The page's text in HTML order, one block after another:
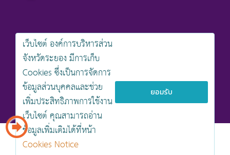
สงวนลิขสิทธิ์ © 2568 , องค์การบริหารส่วนจังหวัดระยอง
นโยบายการคุ้มครองข้อมูลส่วนบุคคล
นโยบายการรักษาความมั่นคงปลอดภัยเว็บไซต์
นโยบายเว็บไซต์ขององค์การบริหารส่วนจังหวัดระยอง
ออกแบบเว็บไซต์โดย khontamweb
เว็บไซต์ องค์การบริหารส่วน
จังหวัดระยอง มีการเก็บ
Cookies ซึ่งเป็นการจัดการ
ข้อมูลส่วนบุคคลและช่วย
เพิ่มประสิทธิภาพการใช้งาน
เว็บไซต์ คุณสามารถอ่าน
ข้อมูลเพิ่มเติมได้ที่หน้า
Cookies Notice
ยอมรับ